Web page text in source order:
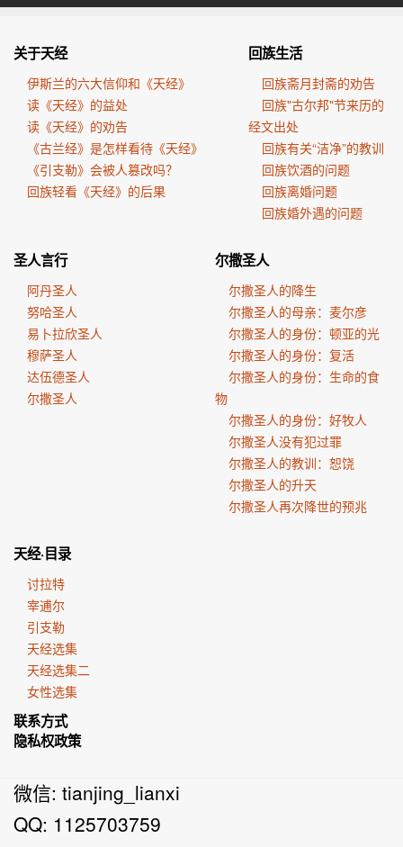
关于天经
伊斯兰的六大信仰和《天经》
读《天经》的益处
读《天经》的劝告
《古兰经》是怎样看待《天经》
《引支勒》会被人篡改吗？
回族轻看《天经》的后果
回族生活
回族斋月封斋的劝告
回族"古尔邦"节来历的
经文出处
回族有关“洁净”的教训
回族饮酒的问题
回族离婚问题
回族婚外遇的问题
圣人言行
阿丹圣人
努哈圣人
易卜拉欣圣人
穆萨圣人
达伍德圣人
尔撒圣人
尔撒圣人
尔撒圣人的降生
尔撒圣人的母亲：麦尔彦
尔撒圣人的身份：顿亚的光
尔撒圣人的身份：复活
尔撒圣人的身份：生命的食
物
尔撒圣人的身份：好牧人
尔撒圣人没有犯过罪
尔撒圣人的教训：恕饶
尔撒圣人的升天
尔撒圣人再次降世的预兆
天经·目录
讨拉特
宰逋尔
引支勒
天经选集
天经选集二
女性选集
联系方式
隐私权政策
微信: tianjing_lianxi
QQ: 1125703759